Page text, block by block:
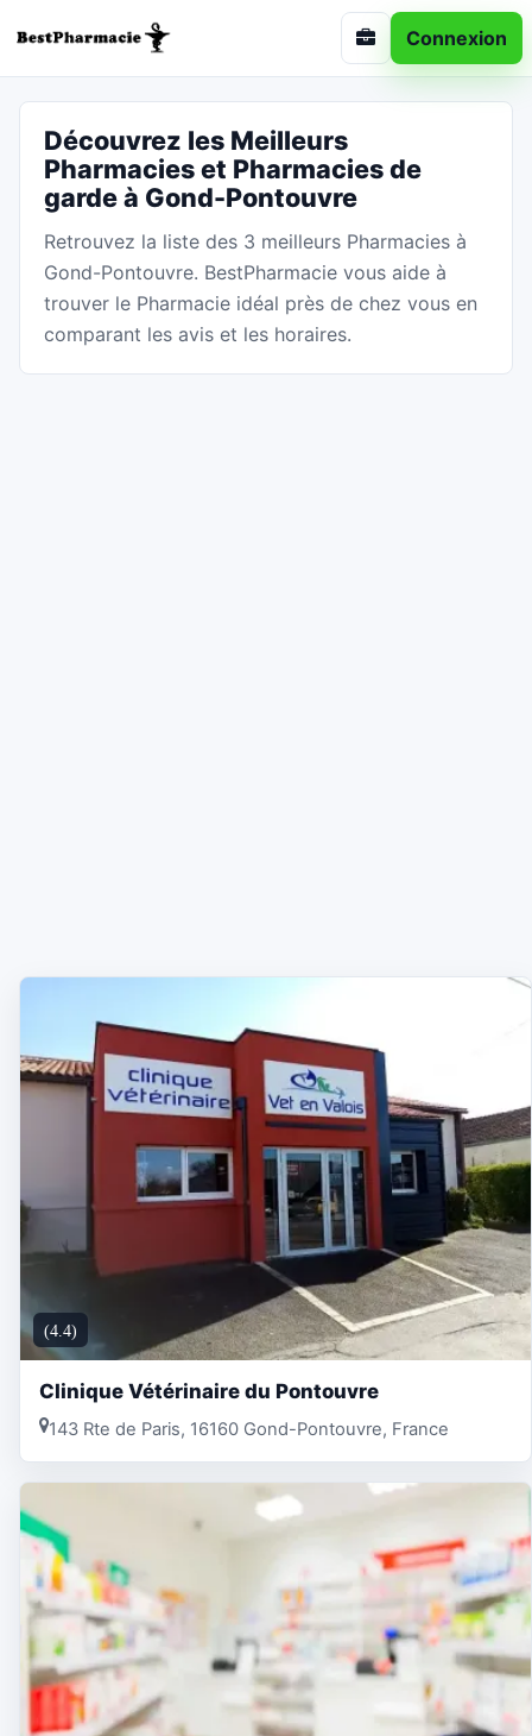
Connexion
Découvrez les Meilleurs
Pharmacies et Pharmacies de
garde à Gond-Pontouvre
Retrouvez la liste des 3 meilleurs Pharmacies à
Gond-Pontouvre. BestPharmacie vous aide à
trouver le Pharmacie idéal près de chez vous en
comparant les avis et les horaires.
(4.4)
Clinique Vétérinaire du Pontouvre
143 Rte de Paris, 16160 Gond-Pontouvre, France